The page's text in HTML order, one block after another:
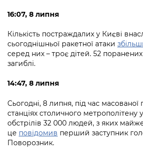
16:07, 8 липня
Кількість постраждалих у Києві
сьогоднішньої ракетної атаки
серед них – троє дітей. 52 поранених
загиблі.
14:47, 8 липня
Сьогодні, 8 липня, під час масованої
станціях столичного метрополітену
обстрілів 32 000 людей, з яких
це повідомив перший заступник
Поворозник.